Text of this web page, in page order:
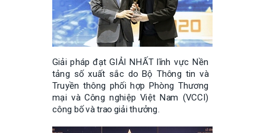
Giải pháp đạt GIẢI NHẤT lĩnh vực Nền
tảng số xuất sắc do Bộ Thông tin và
Truyền thông phối hợp Phòng Thương
mại và Công nghiệp Việt Nam (VCCI)
công bố và trao giải thưởng.